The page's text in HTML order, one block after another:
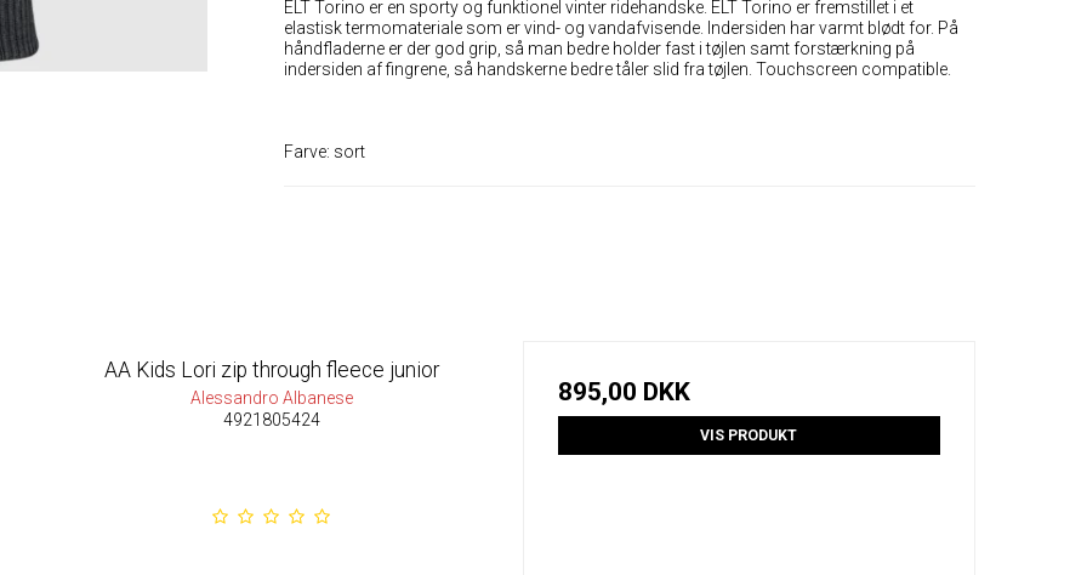
ELT Torino er en sporty og funktionel vinter ridehandske. ELT Torino er fremstillet i et
elastisk termomateriale som er vind- og vandafvisende. Indersiden har varmt blødt for. På
håndfladerne er der god grip, så man bedre holder fast i tøjlen samt forstærkning på
indersiden af fingrene, så handskerne bedre tåler slid fra tøjlen. Touchscreen compatible.
Farve: sort
AA Kids Lori zip through fleece junior
Alessandro Albanese
4921805424
895,00 DKK
VIS PRODUKT